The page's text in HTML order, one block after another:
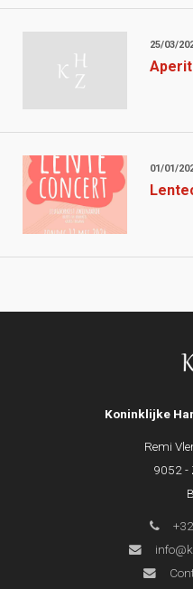
25/03/
01/01/
Koninklijke
Remi
9052 -